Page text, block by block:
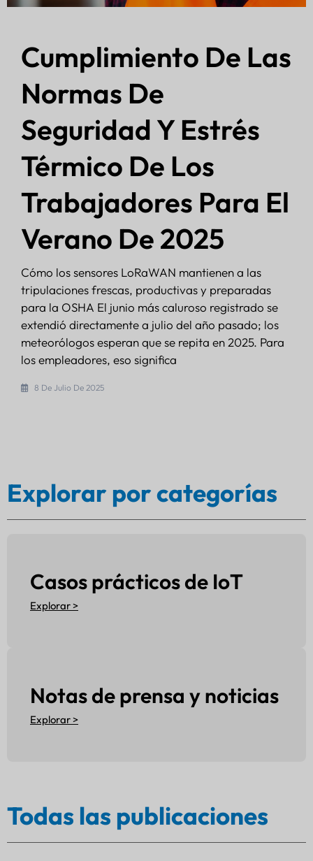
Seguimiento De
Camiones En
Real Con
Rastreadores Cat-1
Balizas Bluetooth
Antecedentes: Una empresa de logística de
mediano opera una flota de 50 camiones en
urbanas y rurales, entregando productos que
abarcan desde productos electrónicos de
hasta baterías industriales. La empresa se
a importantes desafíos.
6 De Marzo De 2025
Explorar por categorías
Casos prácticos de IoT
Explorar >
Notas de prensa y noticias
Explorar >
Todas las publicaciones